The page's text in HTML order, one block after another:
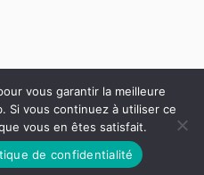
vous garantir la meilleure
Si vous continuez à utiliser ce
vous en êtes satisfait.
de confidentialité